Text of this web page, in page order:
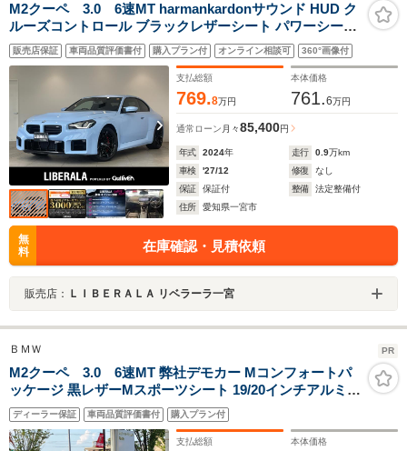
M2クーペ 3.0 6速MT harmankardonサウンド HUD ク
ルーズコントロール ブラックレザーシート パワーシート/
シートヒーター D席メモリーシート 純正ナビ
BT/USB/Spotify/Apple Car Play バックカメラ アンビエ
ントライト
販売店保証 車両品質評価書付 購入プラン付 オンライン相談可 360°画像付
支払総額
769.8万円
本体価格
761.6万円
通常ローン 月々85,400円
年式 2024年 走行 0.9万km
車検
'27/12 修復
なし
保証
保証付 整備
法定整備付
住所
愛知県一宮市
無
料
在庫確認・見積依頼
販売店： ＬＩＢＥＲＡＬＡ リベラーラ一宮
ＢＭＷ PR
M2クーペ 3.0 6速MT 弊社デモカー Mコンフォートパ
ッケージ 黒レザーMスポーツシート 19/20インチアルミ
M コンパウンドブレーキ(レッドキャリパー) Mシートベ
ルト
ディーラー保証 車両品質評価書付 購入プラン付
支払総額 本体価格